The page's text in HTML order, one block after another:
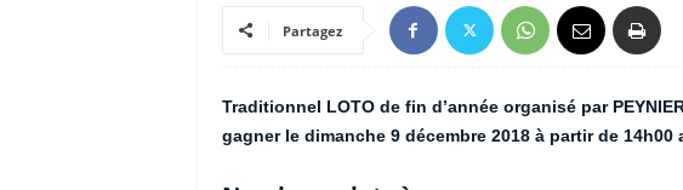
Partagez
Traditionnel LOTO de fin d’année organisé par
gagner le dimanche 9 décembre 2018 à partir de